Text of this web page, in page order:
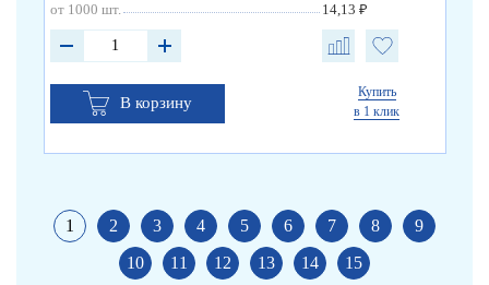
от 1000 шт.
14,13 ₽
В корзину
Купить
в 1 клик
1 2 3 4 5 6 7 8
9
10
11 12 13 14 15